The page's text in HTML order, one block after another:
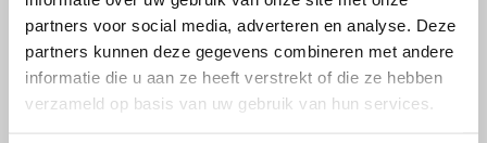
partners voor social media, adverteren en analyse. Deze
partners kunnen deze gegevens combineren met andere
informatie die u aan ze heeft verstrekt of die ze hebben
verzameld op basis van uw gebruik van hun services.